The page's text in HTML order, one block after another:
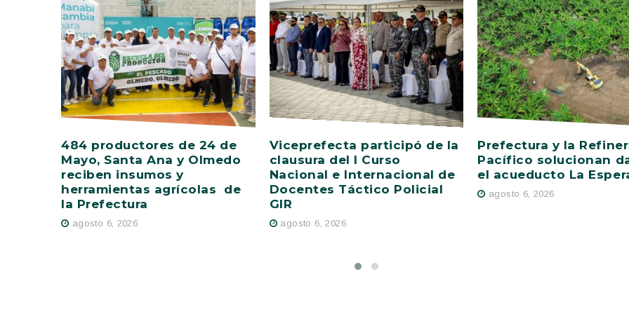
484 productores de 24 de
Mayo, Santa Ana y Olmedo
reciben insumos y
herramientas agrícolas de
la Prefectura
agosto 6, 2026
Viceprefecta participó de la
clausura del I Curso
Nacional e Internacional de
Docentes Táctico Policial
GIR
agosto 6, 2026
Prefectura y la
Pacífico solucionan
el acueducto La
agosto 6, 2026